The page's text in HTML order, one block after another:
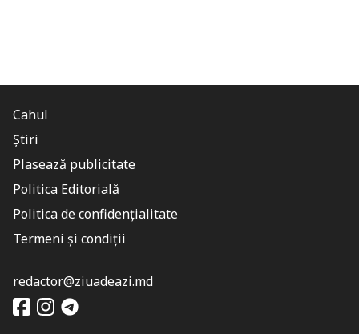
Cahul
Știri
Plasează publicitate
Politica Editorială
Politica de confidențialitate
Termeni și condiții
redactor@ziuadeazi.md